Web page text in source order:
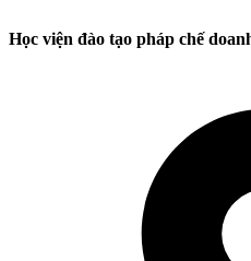
Học viện đào tạo pháp chế